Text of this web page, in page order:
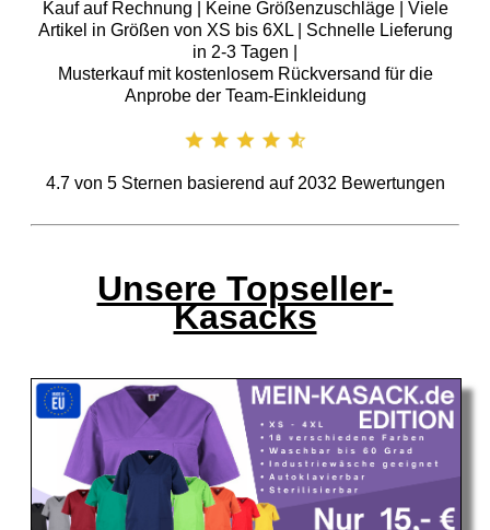
Kauf auf Rechnung | Keine Größenzuschläge | Viele
Artikel in Größen von XS bis 6XL | Schnelle Lieferung
in 2-3 Tagen |
Musterkauf mit kostenlosem Rückversand für die
Anprobe der Team-Einkleidung
4.7von 5Sternen basierend auf 2032 Bewertungen
Unsere Topseller-
Kasacks